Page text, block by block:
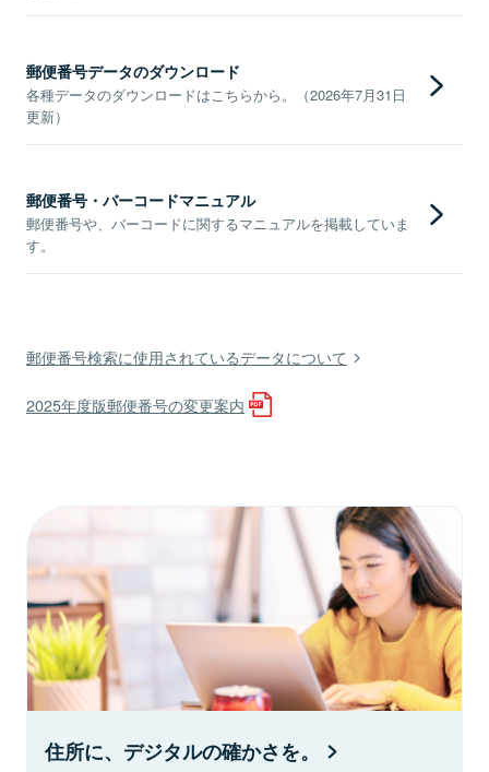
郵便番号データのダウンロード
各種データのダウンロードはこちらから。（2026年7月31日
更新）
郵便番号・バーコードマニュアル
郵便番号や、バーコードに関するマニュアルを掲載していま
す。
郵便番号検索に使用されているデータについて
2025年度版郵便番号の変更案内
住所に、デジタルの確かさを。